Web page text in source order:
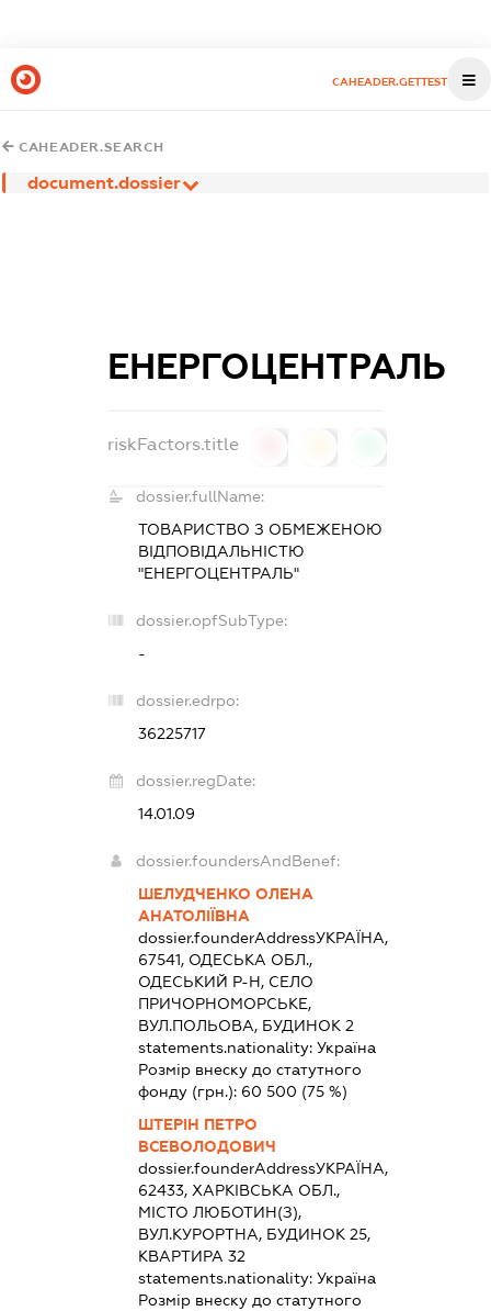
CAHEADER.GETTEST
CAHEADER.SEARCH
document.dossier
ЕНЕРГОЦЕНТРАЛЬ
riskFactors.title
dossier.fullName:
ТОВАРИСТВО З ОБМЕЖЕНОЮ
ВІДПОВІДАЛЬНІСТЮ
"ЕНЕРГОЦЕНТРАЛЬ"
dossier.opfSubType:
-
dossier.edrpo:
36225717
dossier.regDate:
14.01.09
dossier.foundersAndBenef:
ШЕЛУДЧЕНКО ОЛЕНА
АНАТОЛІЇВНА
dossier.founderAddressУКРАЇНА,
67541, ОДЕСЬКА ОБЛ.,
ОДЕСЬКИЙ Р-Н, СЕЛО
ПРИЧОРНОМОРСЬКЕ,
ВУЛ.ПОЛЬОВА, БУДИНОК 2
statements.nationality:Україна
Розмір внеску до статутного
фонду (грн.): 60 500 (75 %)
ШТЕРІН ПЕТРО
ВСЕВОЛОДОВИЧ
dossier.founderAddressУКРАЇНА,
62433, ХАРКІВСЬКА ОБЛ.,
МІСТО ЛЮБОТИН(З),
ВУЛ.КУРОРТНА, БУДИНОК 25,
КВАРТИРА 32
statements.nationality:Україна
Розмір внеску до статутного